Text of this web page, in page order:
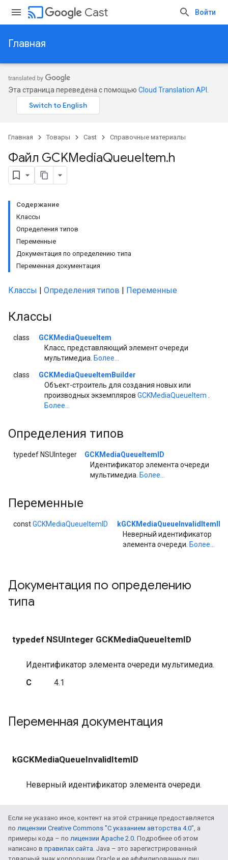
cast Cast Войти
Главная
Эта страница переведена с помощью Cloud Translation API
Главная Товары Cast Справочные материалы
Файл GCKMediaQueueItem.h
Содержание
Классы
Определения типов
Переменные
Документация по определению типа
Переменная документация
Классы | Определения типов | Переменные
Классы
class
GCKMediaQueueItem
Класс, представляющий элемент очереди
мультимедиа. Более...
class
GCKMediaQueueItemBuilder
Объект-строитель для создания новых или
производных экземпляров GCKMediaQueueItem
Более...
Определения типов
typedef NSUInteger
GCKMediaQueueItemID
Идентификатор элемента очереди
мультимедиа. Более...
Переменные
constGCKMediaQueueItemID
kGCKMediaQueueInvalidItemID
Неверный идентификатор
элемента очереди. Более...
Документация по определению
типа
typedef NSUInteger GCKMediaQueueItemID
Идентификатор элемента очереди мультимедиа.
С
4.1
Переменная документация
kGCKMediaQueueInvalidItemID
Неверный идентификатор элемента очереди.
Если не указано иное, контент на этой странице предоставляется
по лицензии Creative Commons "С указанием авторства 4.0", а
примеры кода – по лицензии Apache 2.0. Подробнее об этом
написано в правилах сайта. Java – это зарегистрированный